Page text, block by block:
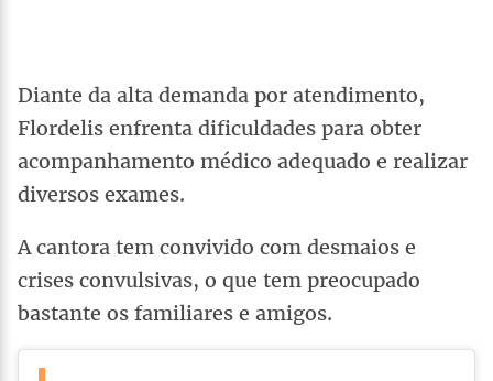
Diante da alta demanda por atendimento,
Flordelis enfrenta dificuldades para obter
acompanhamento médico adequado e realizar
diversos exames.
A cantora tem convivido com desmaios e
crises convulsivas, o que tem preocupado
bastante os familiares e amigos.